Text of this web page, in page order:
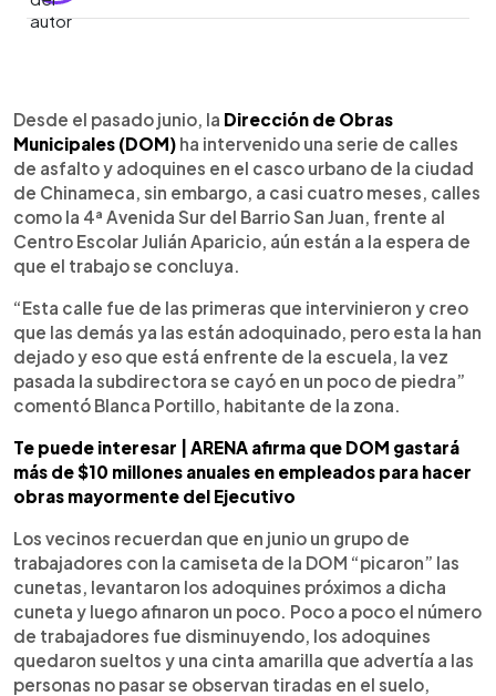
Escuchar artículo
Desde el pasado junio, la Dirección de Obras
Municipales (DOM) ha intervenido una serie de calles
de asfalto y adoquines en el casco urbano de la ciudad
de Chinameca, sin embargo, a casi cuatro meses, calles
como la 4ª Avenida Sur del Barrio San Juan, frente al
Centro Escolar Julián Aparicio, aún están a la espera de
que el trabajo se concluya.
“Esta calle fue de las primeras que intervinieron y creo
que las demás ya las están adoquinado, pero esta la han
dejado y eso que está enfrente de la escuela, la vez
pasada la subdirectora se cayó en un poco de piedra”
comentó Blanca Portillo, habitante de la zona.
Te puede interesar | ARENA afirma que DOM gastará
más de $10 millones anuales en empleados para hacer
obras mayormente del Ejecutivo
Los vecinos recuerdan que en junio un grupo de
trabajadores con la camiseta de la DOM “picaron” las
cunetas, levantaron los adoquines próximos a dicha
cuneta y luego afinaron un poco. Poco a poco el número
de trabajadores fue disminuyendo, los adoquines
quedaron sueltos y una cinta amarilla que advertía a las
personas no pasar se observan tiradas en el suelo,